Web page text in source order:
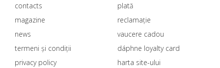
contacts
magazine
news
termeni și condiții
privacy policy
plată
reclamație
vaucere cadou
dáphnе loyalty card
harta site-ului